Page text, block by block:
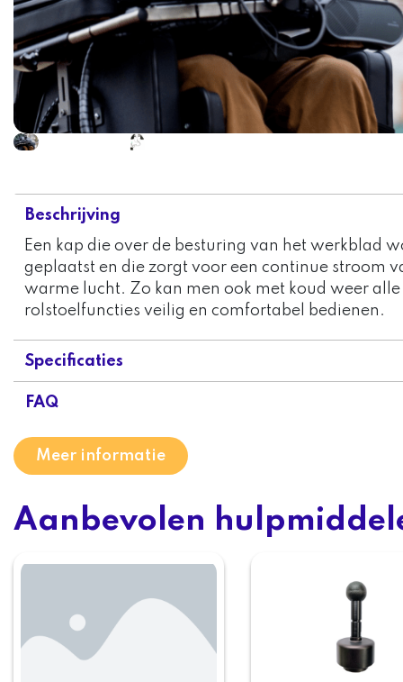
Beschrijving
Een kap die over de besturing van het werkblad
geplaatst en die zorgt voor een continue stroom
warme lucht. Zo kan men ook met koud weer alle
rolstoelfuncties veilig en comfortabel bedienen.
Specificaties
FAQ
Meer informatie
Aanbevolen